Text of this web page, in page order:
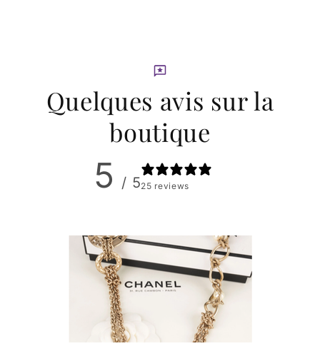
Quelques avis sur la
boutique
5 / 525 reviews